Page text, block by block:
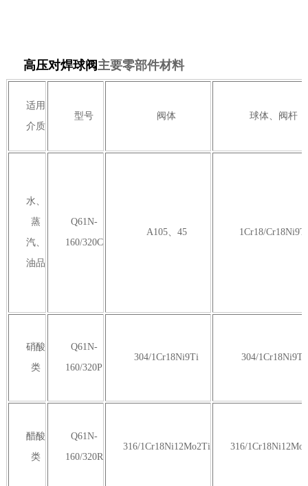
高压对焊球阀主要零部件材料
适用
介质
型号 阀体 球体、阀杆
水、
蒸
汽、
油品
Q61N-
160/320C
A105、45 1Cr18/Cr18Ni9Ti
硝酸
类
Q61N-
160/320P
304/1Cr18Ni9Ti 304/1Cr18Ni9Ti
醋酸
类
Q61N-
160/320R
316/1Cr18Ni12Mo2Ti 316/